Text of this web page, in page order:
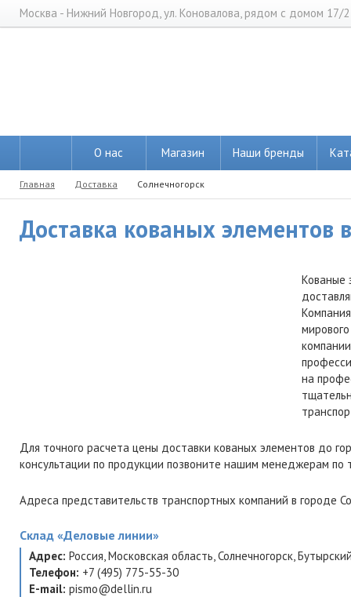
Москва - Нижний Новгород, ул. Коновалова, рядом с домом 17/2
О нас Магазин Наши бренды
Главная Доставка Солнечногорск
Доставка кованых элементов
Кованые
на
Для точного расчета цены доставки кованых элементов до
консультации по продукции позвоните нашим менеджерам
Адреса представительств транспортных компаний в городе
Склад «Деловые линии»
Адрес: Россия,Московская область,Солнечногорск,
Телефон: +7 (495) 775-55-30
E-mail: pismo@dellin.ru